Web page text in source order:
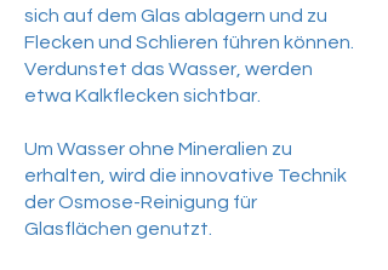
sich auf dem Glas ablagern und zu
Flecken und Schlieren führen können.
Verdunstet das Wasser, werden
etwa Kalkflecken sichtbar.
Um Wasser ohne Mineralien zu
erhalten, wird die innovative Technik
der Osmose-Reinigung für
Glasflächen genutzt.